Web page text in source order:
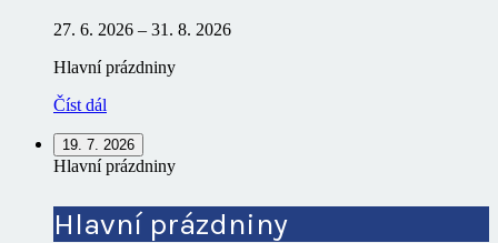
27. 6. 2026 – 31. 8. 2026
Hlavní prázdniny
Číst dál
19. 7. 2026
Hlavní prázdniny
Hlavní prázdniny